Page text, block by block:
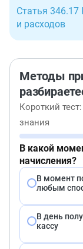
Статья
и расходов
Методы
Короткий
знания
В какой
начисления?
В момент
любым
В день
кассу